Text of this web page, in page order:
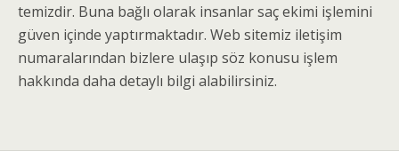
temizdir. Buna bağlı olarak insanlar saç ekimi işlemini
güven içinde yaptırmaktadır. Web sitemiz iletişim
numaralarından bizlere ulaşıp söz konusu işlem
hakkında daha detaylı bilgi alabilirsiniz.